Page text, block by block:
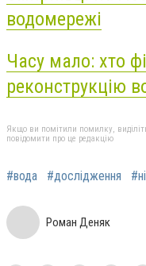
водомережі
Часу мало: хто
реконструкцію
Якщо ви помітили помилку,
повідомити про це редакцію
#вода #дослідження
Роман Деняк